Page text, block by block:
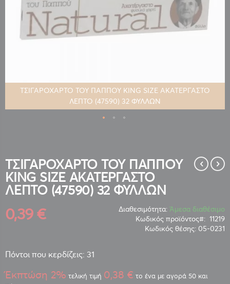
ΤΣΙΓΑΡΟΧΑΡΤΟ ΤΟΥ ΠΑΠΠΟΥ KING SIZE ΑΚΑΤΕΡΓΑΣΤΟ
ΛΕΠΤΟ (47590) 32 ΦΥΛΛΩΝ
της
συλλογής
εικόνων
ΤΣΙΓΑΡΟΧΑΡΤΟ ΤΟΥ ΠΑΠΠΟΥ
KING SIZE ΑΚΑΤΕΡΓΑΣΤΟ
ΛΕΠΤΟ (47590) 32 ΦΥΛΛΩΝ
0,39 € Διαθεσιμότητα: Άμεσα διαθέσιμο
Κωδικός προϊόντος
11219
Κωδικός θέσης: 05-0231
Πόντοι που κερδίζεις: 31
Έκπτώση 2% τελική τιμή 0,38 € το ένα με αγορά 50 και